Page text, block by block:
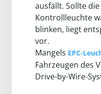
ausfällt. Sollte
Kontrollleuchte
blinken, liegt
vor.
Mangels EPC-
Fahrzeugen des
Drive-by-Wire-